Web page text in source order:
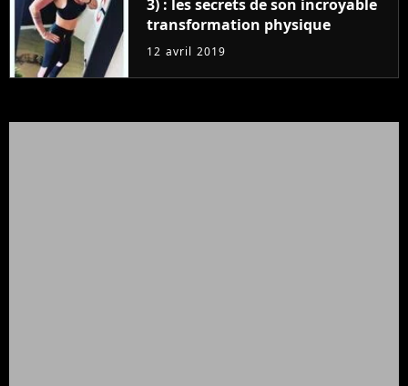
3) : les secrets de son incroyable
transformation physique
12 avril 2019